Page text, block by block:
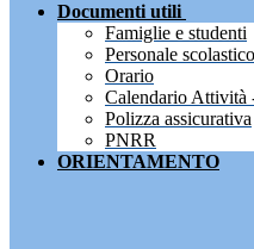
Documenti utili
Famiglie e studenti
Personale scolastico
Orario
Calendario Attività
Polizza assicurativa
PNRR
ORIENTAMENTO